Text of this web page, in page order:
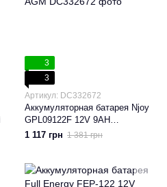
3
3
Артикул: DC332672
Аккумуляторная батарея Njoy
GPL09122F 12V 9AH
(BTVACIUOCTA2FCN02B) AGM
1 117 грн 1 381 грн